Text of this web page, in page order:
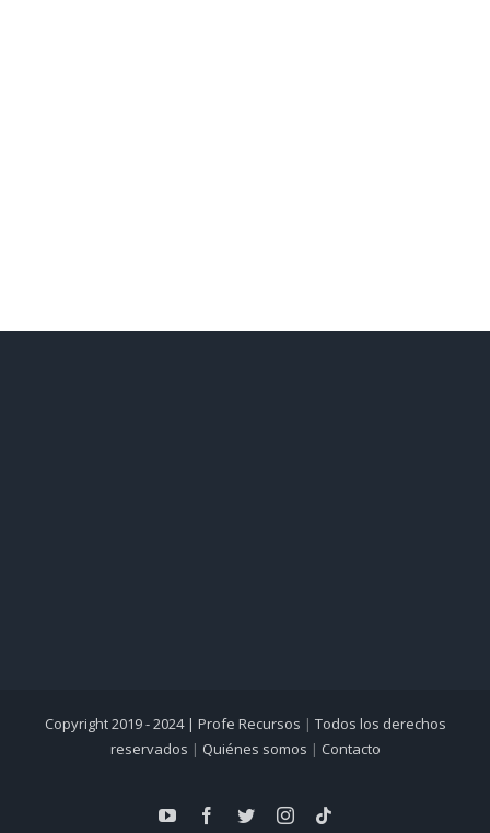
Copyright 2019 - 2024 | Profe Recursos | Todos los derechos
reservados | Quiénes somos | Contacto
YouTubeFacebook
TwitterInstagram
Tiktok